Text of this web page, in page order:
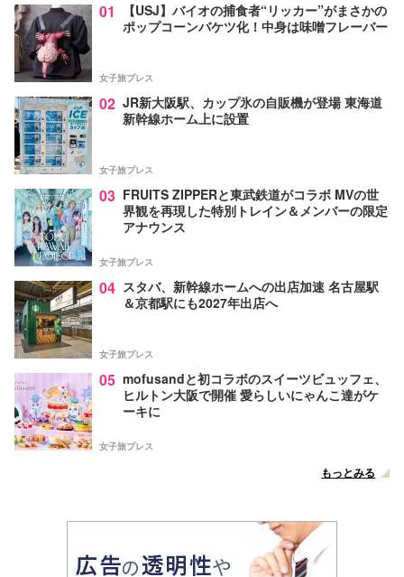
01
【USJ】バイオの捕食者“リッカー”がまさかの
ポップコーンバケツ化！中身は味噌フレーバー
女子旅プレス
02 JR新大阪駅、カップ氷の自販機が登場 東海道
新幹線ホーム上に設置
女子旅プレス
03 FRUITS ZIPPERと東武鉄道がコラボ MVの世
界観を再現した特別トレイン＆メンバーの限定
アナウンス
女子旅プレス
04 スタバ、新幹線ホームへの出店加速 名古屋駅
＆京都駅にも2027年出店へ
女子旅プレス
05 mofusandと初コラボのスイーツビュッフェ、
ヒルトン大阪で開催 愛らしいにゃんこ達がケ
ーキに
女子旅プレス
もっとみる